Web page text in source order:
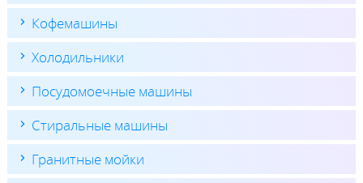
Кофемашины
Холодильники
Посудомоечные машины
Стиральные машины
Гранитные мойки